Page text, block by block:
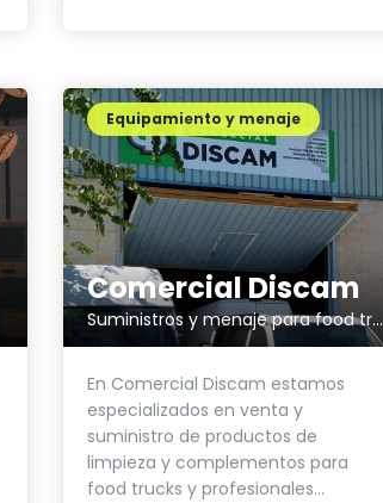
Comercial Discam
Suministros y menaje para food trucks
Equipamiento y menaje
En Comercial Discam estamos
especializados en venta y
suministro de productos de
limpieza y complementos para
food trucks y profesionales...